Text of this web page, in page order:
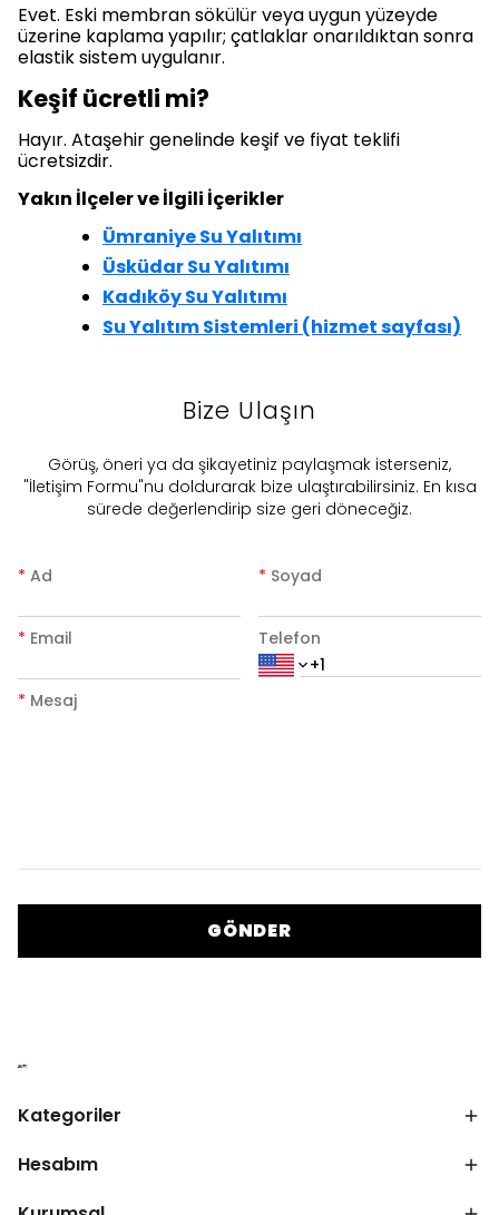
Evet. Eski membran sökülür veya uygun yüzeyde
üzerine kaplama yapılır; çatlaklar onarıldıktan sonra
elastik sistem uygulanır.
Keşif ücretli mi?
Hayır. Ataşehir genelinde keşif ve fiyat teklifi
ücretsizdir.
Yakın İlçeler ve İlgili İçerikler
Ümraniye Su Yalıtımı
Üsküdar Su Yalıtımı
Kadıköy Su Yalıtımı
Su Yalıtım Sistemleri (hizmet sayfası)
Bize Ulaşın
​Görüş, öneri ya da şikayetiniz paylaşmak isterseniz,
"İletişim Formu"nu doldurarak bize ulaştırabilirsiniz. En kısa
sürede değerlendirip size geri döneceğiz.
* Ad * Soyad
* Email Telefon
* Mesaj
GÖNDER
Kategoriler
Hesabım